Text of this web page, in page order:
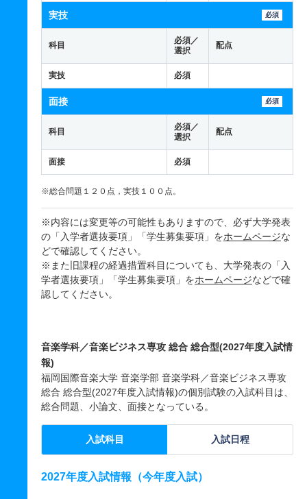
実技 必須
科目
必須／
選択
配点
実技 必須
面接 必須
科目
必須／
選択
配点
面接 必須
※総合問題１２０点，実技１００点。
※内容には変更等の可能性もありますので、必ず大学発表
の「入学者選抜要項」「学生募集要項」をホームページな
どで確認してください。
※また旧課程の経過措置科目についても、大学発表の「入
学者選抜要項」「学生募集要項」をホームページなどで確
認してください。
音楽学科／音楽ビジネス専攻 総合 総合型(2027年度入試情
報)
福岡国際音楽大学 音楽学部 音楽学科／音楽ビジネス専攻
総合 総合型(2027年度入試情報)の個別試験の入試科目は、
総合問題、小論文、面接となっている。
入試科目 入試日程
2027年度入試情報（今年度入試）